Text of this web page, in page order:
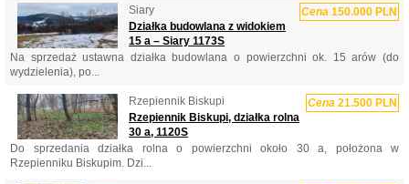
Siary Cena 150.000 PLN
Działka budowlana z widokiem
15 a – Siary 1173S
Na sprzedaż ustawna działka budowlana o powierzchni ok. 15 arów (do
wydzielenia), po...
Rzepiennik Biskupi Cena 21.500 PLN
Rzepiennik Biskupi, działka rolna
30 a, 1120S
Do sprzedania działka rolna o powierzchni około 30 a, położona w
Rzepienniku Biskupim. Dzi...